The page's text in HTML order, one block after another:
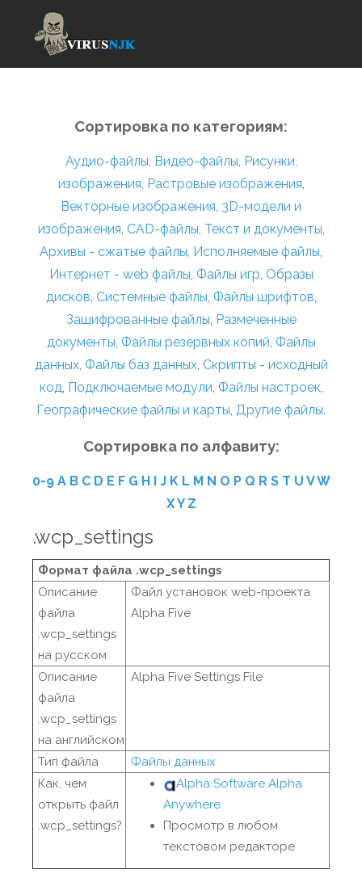
Сортировка по категориям:
Аудио-файлы, Видео-файлы, Рисунки,
изображения, Растровые изображения,
Векторные изображения, 3D-модели и
изображения, CAD-файлы, Текст и документы,
Архивы - сжатые файлы, Исполняемые файлы,
Интернет - web файлы, Файлы игр, Образы
дисков, Системные файлы, Файлы шрифтов,
Зашифрованные файлы, Размеченные
документы, Файлы резервных копий, Файлы
данных, Файлы баз данных, Скрипты - исходный
код, Подключаемые модули, Файлы настроек,
Географические файлы и карты, Другие файлы.
Сортировка по алфавиту:
0-9 A B C D E F G H I J K L M N O P Q R S T U VW
XY Z
.wcp_settings
Формат файла .wcp_settings
Описание
файла
.wcp_settings
на русском
Файл установок web-проекта
Alpha Five
Описание
файла
.wcp_settings
на английском
Alpha Five Settings File
Тип файла
Файлы данных
Как, чем
открыть файл
.wcp_settings?
Alpha Software Alpha
Anywhere
Просмотр в любом
текстовом редакторе